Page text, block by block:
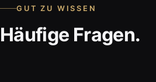
GUT ZU WISSEN
Häufige Fragen.